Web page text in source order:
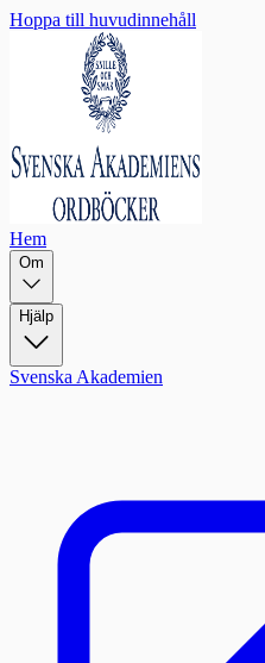
Hoppa till huvudinnehåll
Hem
Om
Hjälp
Svenska Akademien